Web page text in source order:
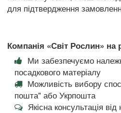
для підтвердження
Компанія «Світ Рослин» на
Ми забезпечуємо
посадкового матеріалу
Можливість вибору
пошта" або Укрпошта
Якісна консультація